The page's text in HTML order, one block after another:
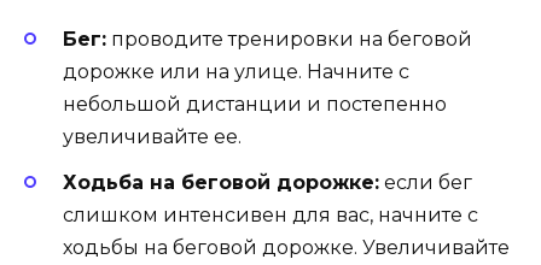
Бег: проводите тренировки на беговой
дорожке или на улице. Начните с
небольшой дистанции и постепенно
увеличивайте ее.
Ходьба на беговой дорожке: если бег
слишком интенсивен для вас, начните с
ходьбы на беговой дорожке. Увеличивайте